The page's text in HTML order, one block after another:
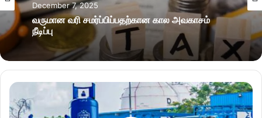
December 7, 2025
வருமான வரி சமர்ப்பிப்பதற்கான கால அவகாசம்
நீடிப்பு